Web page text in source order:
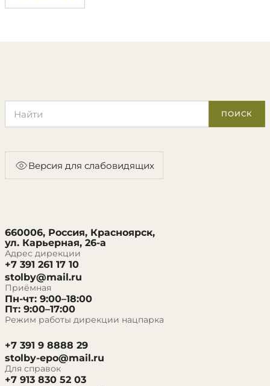
ПОИСК
Версия для слабовидящих
660006, Россия, Красноярск,
ул. Карьерная, 26-а
Адрес дирекции
+7 391 261 17 10
stolby@mail.ru
Приёмная
Пн-чт: 9:00–18:00
Пт: 9:00–17:00
Режим работы дирекции нацпарка
+7 391 9 8888 29
stolby-epo@mail.ru
Для справок
+7 913 830 52 03